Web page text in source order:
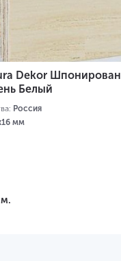
Dekor
Белый
Россия
мм
м.